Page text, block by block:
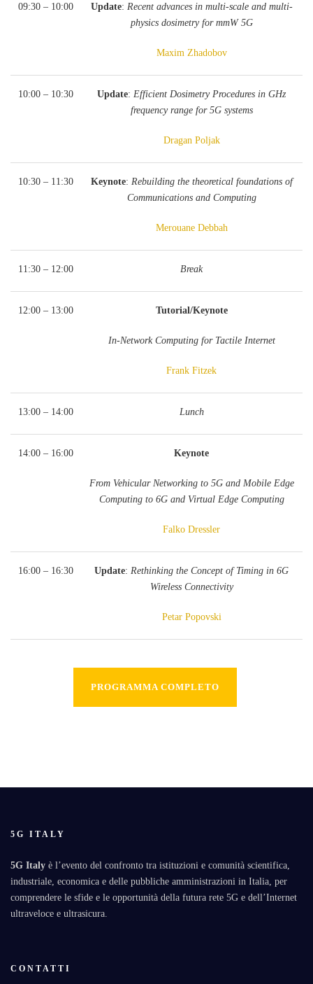
09:30 – 10:00 Update: Recent advances in multi-scale and multi-
physics dosimetry for mmW 5G
Maxim Zhadobov
10:00 – 10:30 Update: Efficient Dosimetry Procedures in GHz
frequency range for 5G systems
Dragan Poljak
10:30 – 11:30 Keynote: Rebuilding the theoretical foundations of
Communications and Computing
Merouane Debbah
11:30 – 12:00 Break
12:00 – 13:00 Tutorial/Keynote
In-Network Computing for Tactile Internet
Frank Fitzek
13:00 – 14:00 Lunch
14:00 – 16:00 Keynote
From Vehicular Networking to 5G and Mobile Edge
Computing to 6G and Virtual Edge Computing
Falko Dressler
16:00 – 16:30 Update: Rethinking the Concept of Timing in 6G
Wireless Connectivity
Petar Popovski
PROGRAMMA COMPLETO
5G ITALY
5G Italy è l’evento del confronto tra istituzioni e comunità scientifica,
industriale, economica e delle pubbliche amministrazioni in Italia, per
comprendere le sfide e le opportunità della futura rete 5G e dell’Internet
ultraveloce e ultrasicura.
CONTATTI